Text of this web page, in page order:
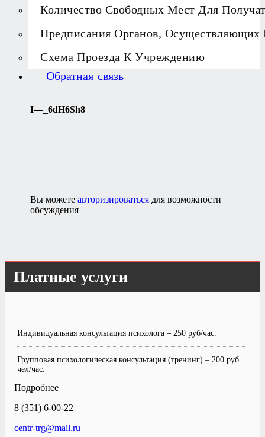
Количество Свободных Мест Для
Предписания Органов, Осуществляющих
Схема Проезда К Учреждению
Обратная связь
I—_6dH6Sh8
Вы можетеавторизироваться для возможности
обсуждения
Платные услуги
Индивидуальная консультация психолога – 250 руб/час.
Групповая психологическая консультация (тренинг) – 200 руб.
чел/час.
Подробнее
8 (351) 6-00-22
centr-trg@mail.ru